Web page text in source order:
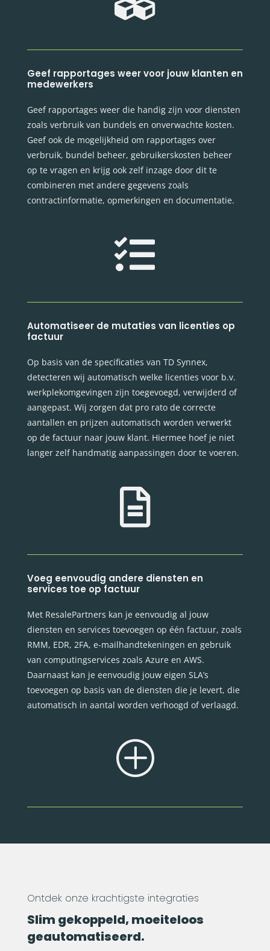
Geef rapportages weer voor jouw klanten en
medewerkers
Geef rapportages weer die handig zijn voor diensten
zoals verbruik van bundels en onverwachte kosten.
Geef ook de mogelijkheid om rapportages over
verbruik, bundel beheer, gebruikerskosten beheer
op te vragen en krijg ook zelf inzage door dit te
combineren met andere gegevens zoals
contractinformatie, opmerkingen en documentatie.

Automatiseer de mutaties van licenties op
factuur
Op basis van de specificaties van TD Synnex,
detecteren wij automatisch welke licenties voor b.v.
werkplekomgevingen zijn toegevoegd, verwijderd of
aangepast. Wij zorgen dat pro rato de correcte
aantallen en prijzen automatisch worden verwerkt
op de factuur naar jouw klant. Hiermee hoef je niet
langer zelf handmatig aanpassingen door te voeren.

Voeg eenvoudig andere diensten en
services toe op factuur
Met ResalePartners kan je eenvoudig al jouw
diensten en services toevoegen op één factuur, zoals
RMM, EDR, 2FA, e-mailhandtekeningen en gebruik
van computingservices zoals Azure en AWS.
Daarnaast kan je eenvoudig jouw eigen SLA’s
toevoegen op basis van de diensten die je levert, die
automatisch in aantal worden verhoogd of verlaagd.
P
Ontdek onze krachtigste integraties
Slim gekoppeld, moeiteloos
geautomatiseerd.